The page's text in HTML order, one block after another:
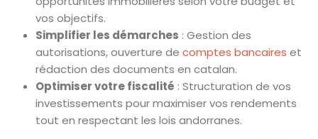
vos objectifs.
Simplifier les démarches : Gestion des
autorisations, ouverture de comptes bancaires et
rédaction des documents en catalan.
Optimiser votre fiscalité : Structuration de vos
investissements pour maximiser vos rendements
tout en respectant les lois andorranes.